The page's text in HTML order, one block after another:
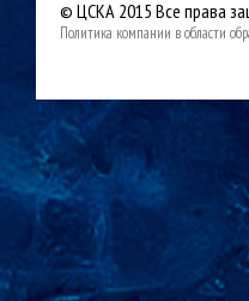
© ЦСКА 2015 Все права
Политика компании в области